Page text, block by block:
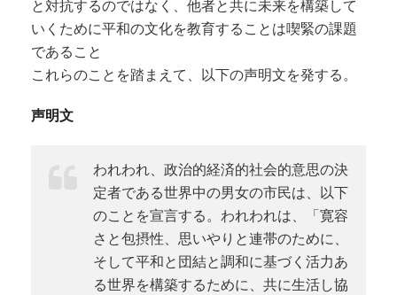
と対抗するのではなく、他者と共に未来を構築して
いくために平和の文化を教育することは喫緊の課題
であること
これらのことを踏まえて、以下の声明文を発する。
声明文
われわれ、政治的経済的社会的意思の決
定者である世界中の男女の市民は、以下
のことを宣言する。われわれは、「寛容
さと包摂性、思いやりと連帯のために、
そして平和と団結と調和に基づく活力あ
る世界を構築するために、共に生活し協